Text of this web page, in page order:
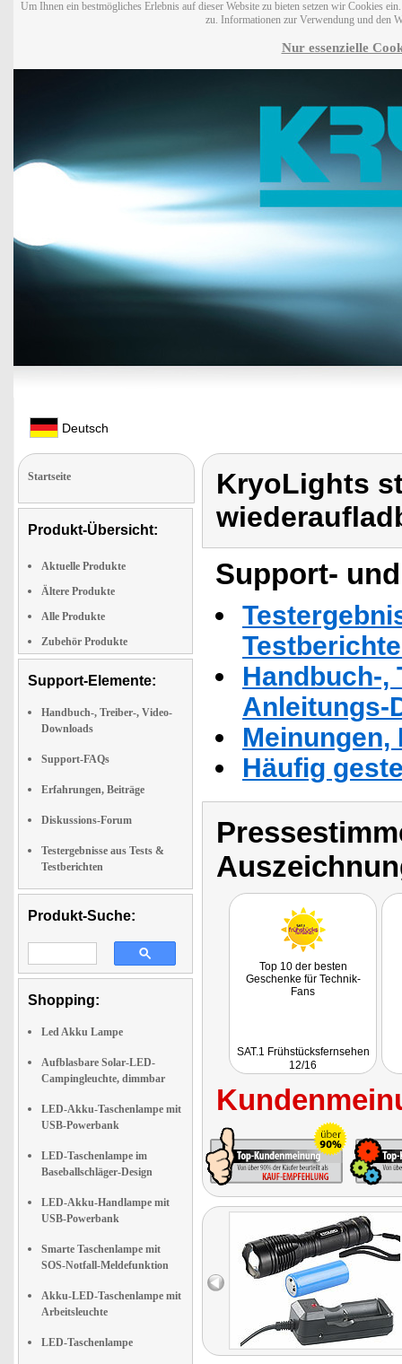
Um Ihnen ein bestmögliches Erlebnis auf dieser Website zu bieten setzen wir Cookies
zu. Informationen zur Verwendung und den
Nur essenzielle
Deutsch
Startseite
Produkt-Übersicht:
Aktuelle Produkte
Ältere Produkte
Alle Produkte
Zubehör Produkte
Support-Elemente:
Handbuch-, Treiber-, Video-
Downloads
Support-FAQs
Erfahrungen, Beiträge
Diskussions-Forum
Testergebnisse aus Tests &
Testberichten
Produkt-Suche:
Shopping:
Led Akku Lampe
Aufblasbare Solar-LED-
Campingleuchte, dimmbar
LED-Akku-Taschenlampe mit
USB-Powerbank
LED-Taschenlampe im
Baseballschläger-Design
LED-Akku-Handlampe mit
USB-Powerbank
Smarte Taschenlampe mit
SOS-Notfall-Meldefunktion
Akku-LED-Taschenlampe mit
Arbeitsleuchte
LED-Taschenlampe
KryoLights
Support-
Handbuch-,
Anleitungs-
Häufig
Top 10 der besten
Geschenke für Technik-
Fans
SAT.1 Frühstücksfernsehen
12/16